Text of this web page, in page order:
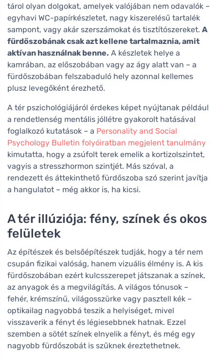
tárol olyan dolgokat, amelyek valójában nem odavalók –
egyhavi WC-papírkészletet, nagy kiszerelésű tartalék
sampont, vagy akár szerszámokat és tisztítószereket. A
fürdőszobának csak azt kellene tartalmaznia, amit
aktívan használnak benne. A készletek helye a
kamrában, az előszobában vagy az ágy alatt van – a
fürdőszobában felszabaduló hely azonnal kellemes
plusz levegőként érezhető.
A tér pszichológiájáról érdekes képet nyújtanak például
a rendetlenség mentális jóllétre gyakorolt hatásával
foglalkozó kutatások – a Personality and Social
Psychology Bulletin folyóiratban megjelent tanulmány
kimutatta, hogy a zsúfolt terek emelik a kortizolszintet,
vagyis a stresszhormon szintjét. Más szóval, a
rendezett és áttekinthető fürdőszoba szó szerint javítja
a hangulatot – még akkor is, ha kicsi.
A tér illúziója: fény, színek és okos
felületek
Az építészek és belsőépítészek tudják, hogy a tér nem
csupán fizikai valóság, hanem vizuális élmény is. A kis
fürdőszobában ezért kulcsszerepet játszanak a színek,
az anyagok és a megvilágítás. A világos tónusok –
fehér, krémszínű, világosszürke vagy pasztell kék –
optikailag nagyobbá teszik a helyiséget, mivel
visszaverik a fényt és légiesebbnek hatnak. Ezzel
szemben a sötét színek elnyelik a fényt, és még egy
nagyobb fürdőszobát is szűknek éreztethetnek.